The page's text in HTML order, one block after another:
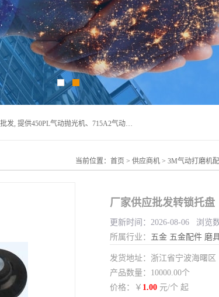
宁波上椿进出口有限公司是日本COMPACT康柏特，原装进口，进口代理商批发, 提供450PL气动抛光机、715A2气动抛光机、905A4打磨机、935GS打磨机、913W-5水磨机、450PL抛光机、715A2抛光机、935GS齿轮抛光机、905A4气动打磨机、价格实惠,欢迎来电咨询.
当前位置： 首页 > 供应商机 > 3M气动打磨机
厂家供应批发转锁托
更新时间：2026-08-06 浏览
所属行业： 五金 五金配件 磨
发货地址：浙江省宁波海曙区
产品数量：10000.00个
价格：￥ 1.00 元/个 起